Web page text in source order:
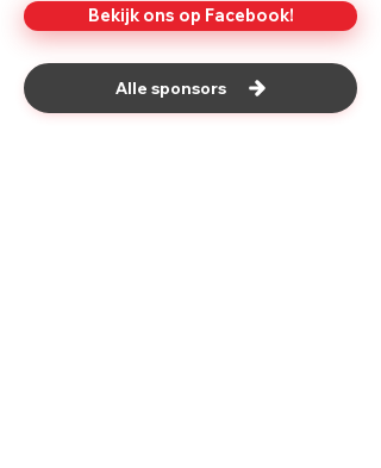
Bekijk ons op Facebook!
Alle sponsors